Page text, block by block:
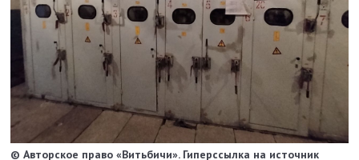
© Авторское право «Витьбичи». Гиперссылка на источник